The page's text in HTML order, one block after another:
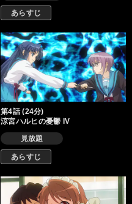
あらすじ
第4話 (24分)
涼宮ハルヒの憂鬱 IV
見放題
あらすじ